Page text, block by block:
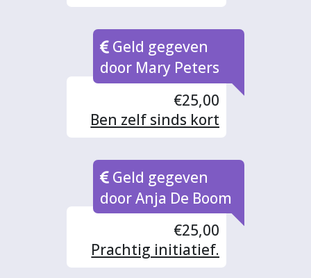
Geld gegeven
door Mary Peters
€25,00
Ben zelf sinds kort
Zingt Werelds en
vind het een
prachtig initiatief.
De bevlogenheid
van Merel &Merel;
Fantastisch!!
Geld gegeven
door Anja De Boom
€25,00
Prachtig initiatief.